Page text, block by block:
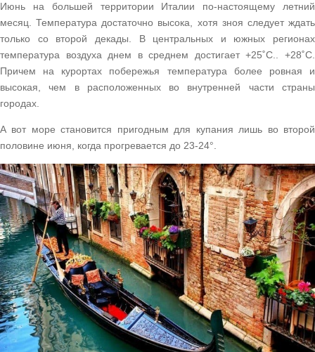
Июнь на большей территории Италии по-настоящему летний
месяц. Температура достаточно высока, хотя зноя следует ждать
только со второй декады. В центральных и южных регионах
температура воздуха днем в среднем достигает +25˚С.. +28˚С.
Причем на курортах побережья температура более ровная и
высокая, чем в расположенных во внутренней части страны
городах.
А вот море становится пригодным для купания лишь во второй
половине июня, когда прогревается до 23-24°.